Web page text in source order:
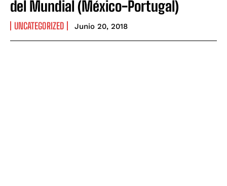
del Mundial (México-Portugal)
UNCATEGORIZED Junio 20, 2018